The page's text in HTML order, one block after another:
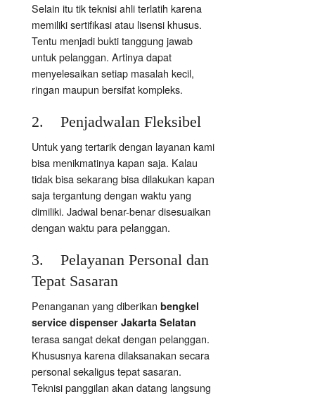
Selain itu tik teknisi ahli terlatih karena
memiliki sertifikasi atau lisensi khusus.
Tentu menjadi bukti tanggung jawab
untuk pelanggan. Artinya dapat
menyelesaikan setiap masalah kecil,
ringan maupun bersifat kompleks.
2. Penjadwalan Fleksibel
Untuk yang tertarik dengan layanan kami
bisa menikmatinya kapan saja. Kalau
tidak bisa sekarang bisa dilakukan kapan
saja tergantung dengan waktu yang
dimiliki. Jadwal benar-benar disesuaikan
dengan waktu para pelanggan.
3. Pelayanan Personal dan
Tepat Sasaran
Penanganan yang diberikan bengkel
service dispenser Jakarta Selatan
terasa sangat dekat dengan pelanggan.
Khususnya karena dilaksanakan secara
personal sekaligus tepat sasaran.
Teknisi panggilan akan datang langsung